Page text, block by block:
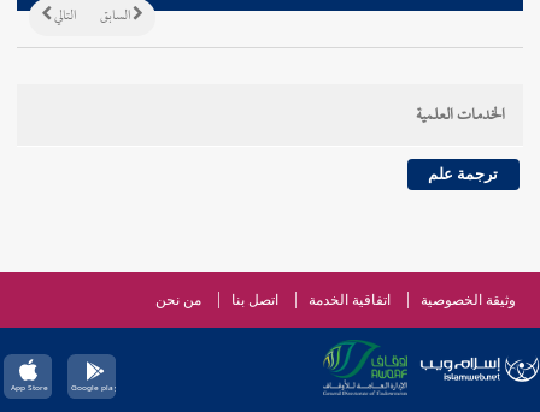
التالي السابق
الخدمات العلمية
ترجمة علم
وثيقة الخصوصية اتفاقية الخدمة اتصل بنا من نحن